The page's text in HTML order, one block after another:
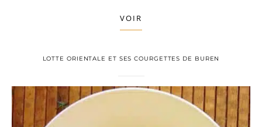
VOIR
LOTTE ORIENTALE ET SES COURGETTES DE BUREN